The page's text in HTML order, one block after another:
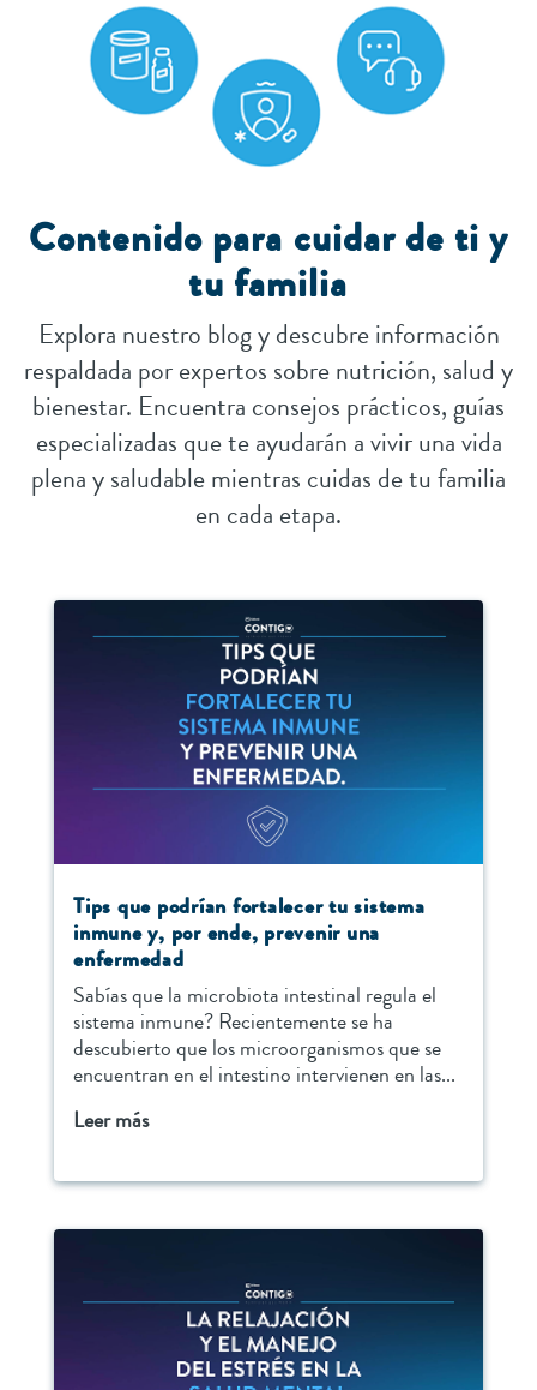
Contenido para cuidar de ti y
tu familia
Explora nuestro blog y descubre información
respaldada por expertos sobre nutrición, salud y
bienestar. Encuentra consejos prácticos, guías
especializadas que te ayudarán a vivir una vida
plena y saludable mientras cuidas de tu familia
en cada etapa.
Tips que podrían fortalecer tu sistema
inmune y, por ende, prevenir una
enfermedad
Sabías que la microbiota intestinal regula el
sistema inmune? Recientemente se ha
descubierto que los microorganismos que se
encuentran en el intestino intervienen en las...
Leer más